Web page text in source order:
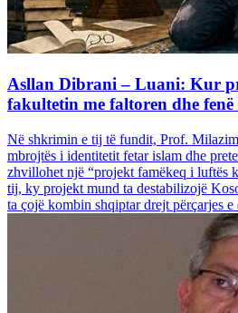
Asllan Dibrani – Luani: Kur
fakultetin me faltoren dhe
Në shkrimin e tij të fundit, Prof.
mbrojtës i identitetit fetar islam dhe
zhvillohet një “projekt famëkeq i luftës
tij, ky projekt mund ta destabilizojë
ta çojë kombin shqiptar drejt përçarjes